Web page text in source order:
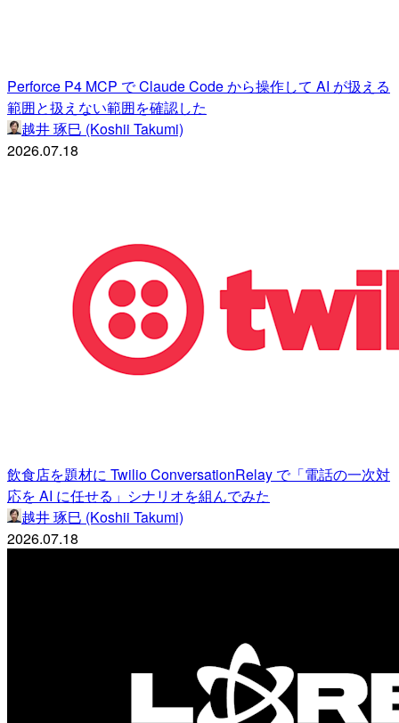
Perforce P4 MCP で Claude Code から操作して AI が扱える
範囲と扱えない範囲を確認した
越井 琢巳 (Koshii Takumi)
2026.07.18
飲食店を題材に Twilio ConversationRelay で「電話の一次対
応を AI に任せる」シナリオを組んでみた
越井 琢巳 (Koshii Takumi)
2026.07.18